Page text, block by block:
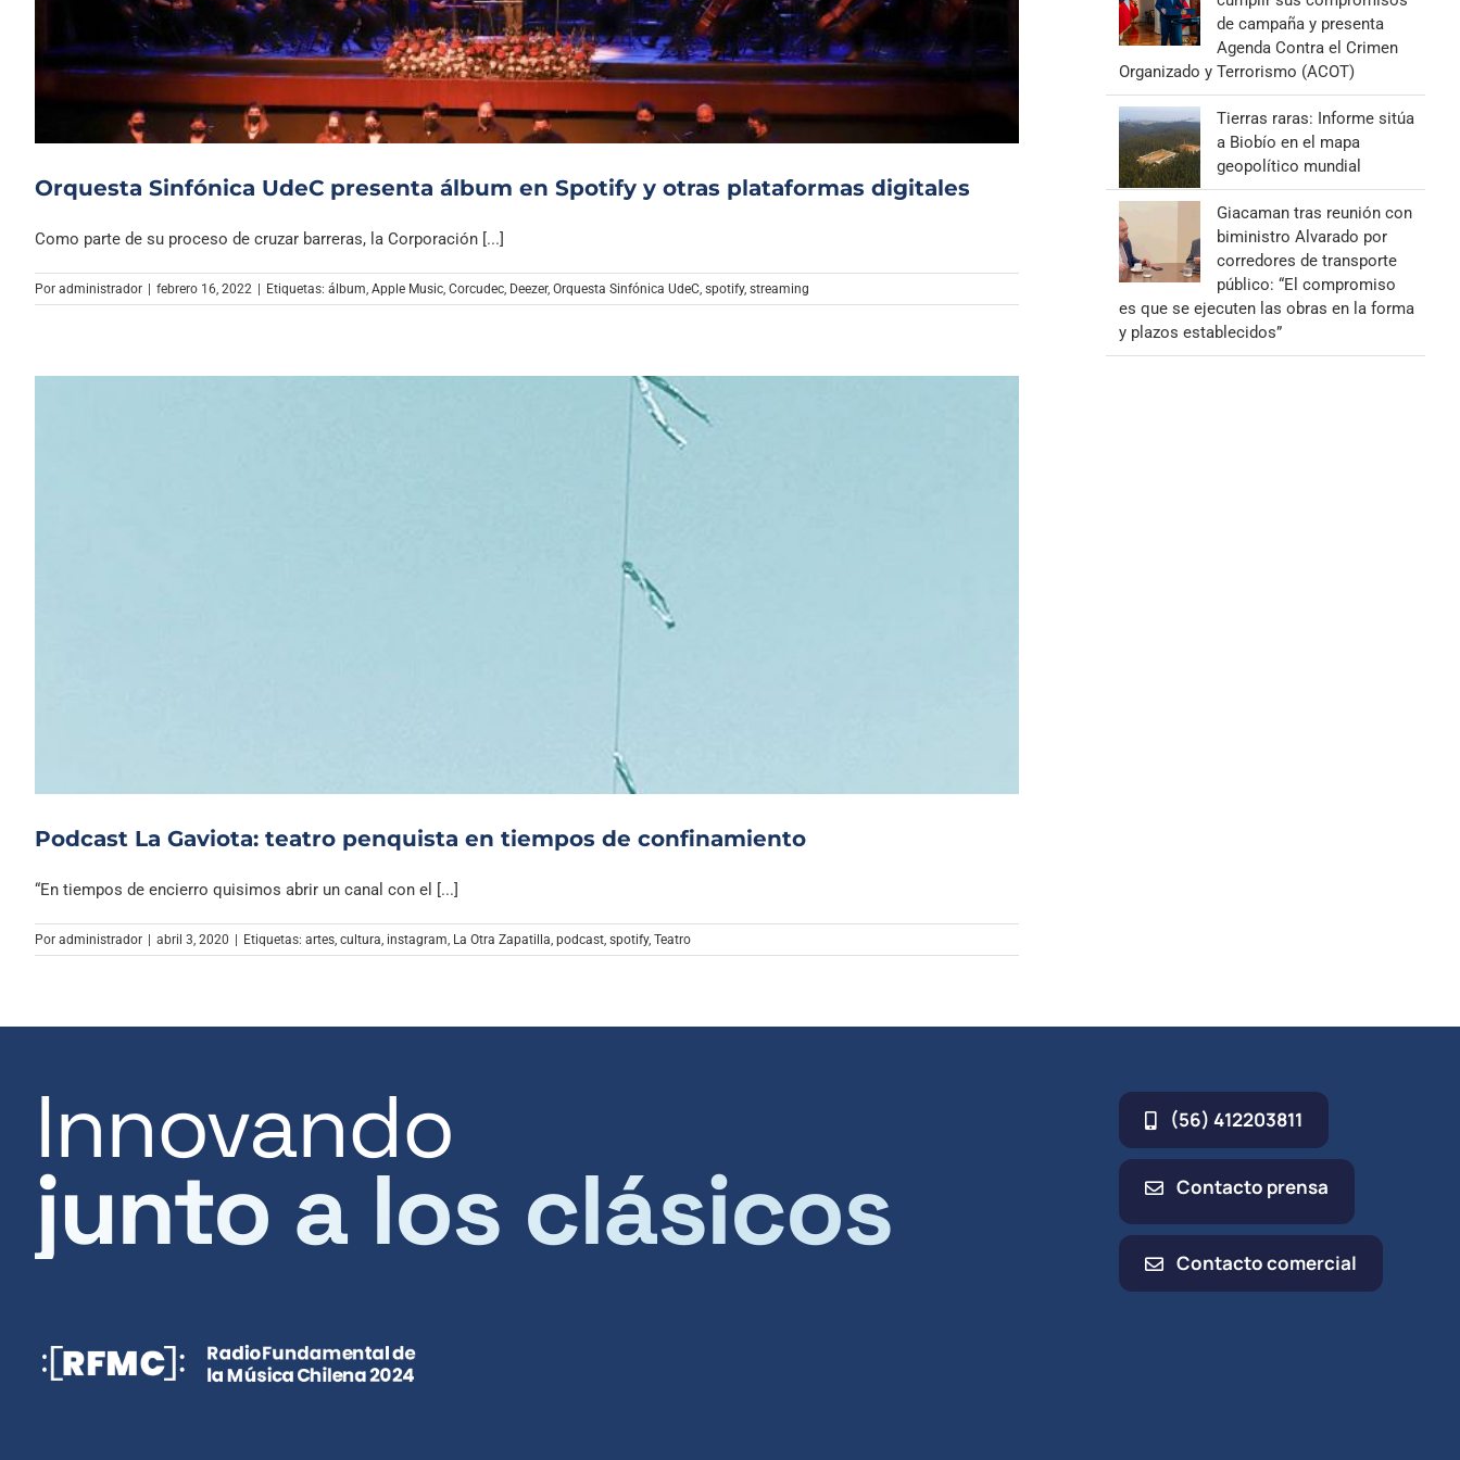
Archivo Sonoro
Orquesta Sinfónica UdeC presenta álbum en Spotify y otras plataformas digitales
Como parte de su proceso de cruzar barreras, la Corporación [...]
Por administrador febrero 16, 2022 Etiquetas: álbum, Apple Music, Corcudec, Deezer, Orquesta Sinfónica UdeC, spotify, streaming
Podcast La Gaviota: teatro penquista en tiempos de confinamiento
“En tiempos de encierro quisimos abrir un canal con el [...]
Por administrador abril 3, 2020 Etiquetas: artes, cultura, instagram, La Otra Zapatilla, podcast, spotify, Teatro
de campaña y presenta
Agenda Contra el Crimen
Organizado y Terrorismo (ACOT)
Tierras raras: Informe sitúa
a Biobío en el mapa
geopolítico mundial
Giacaman tras reunión con
biministro Alvarado por
corredores de transporte
público: “El compromiso
es que se ejecuten las obras en la forma
y plazos establecidos”
Innovando
junto a los clásicos
(56) 412203811
Contacto prensa
Contacto comercial